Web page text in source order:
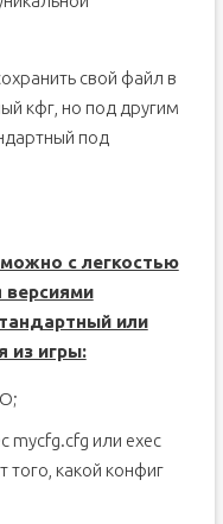
свой файл в
кфг, но под другим
под
с легкостью
или
из игры:
mycfg.cfg или exec
того, какой конфиг